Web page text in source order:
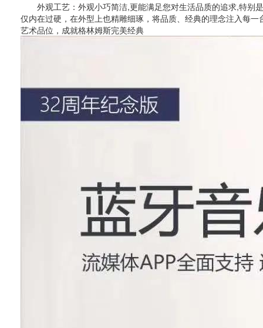
外观工艺：外观小巧简洁,更能满足您对生活品质的追求,特别
仅内在过硬，在外型上也精雕细琢，将品质、经典的理念注入每
艺术品位，成就格林姆斯完美经典